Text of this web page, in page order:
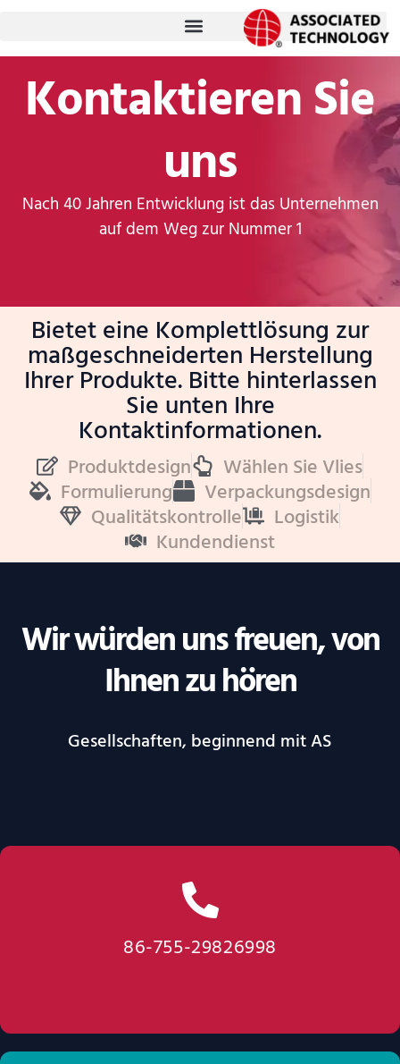
springen
Kontaktieren Sie
uns
Nach 40 Jahren Entwicklung ist das Unternehmen
auf dem Weg zur Nummer 1
Bietet eine Komplettlösung zur
maßgeschneiderten Herstellung
Ihrer Produkte. Bitte hinterlassen
Sie unten Ihre
Kontaktinformationen.
Produktdesign
Wählen Sie Vlies
Formulierung
Verpackungsdesign
Qualitätskontrolle
Logistik
Kundendienst
Wir würden uns freuen, von
Ihnen zu hören
Gesellschaften, beginnend mit AS
86-755-29826998